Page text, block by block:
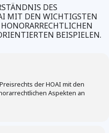
DES
MIT DEN WICHTIGSTEN
BEISPIELEN.
der HOAI mit den
Aspekten an